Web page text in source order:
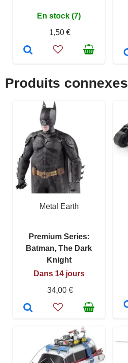
En stock (7)
1,50 €
Produits connexes
Metal Earth
Premium Series:
Batman, The Dark
Knight
Dans 14 jours
34,00 €